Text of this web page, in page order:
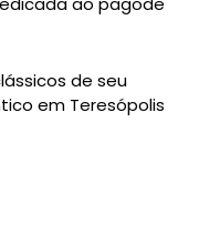
de seu
em Teresópolis